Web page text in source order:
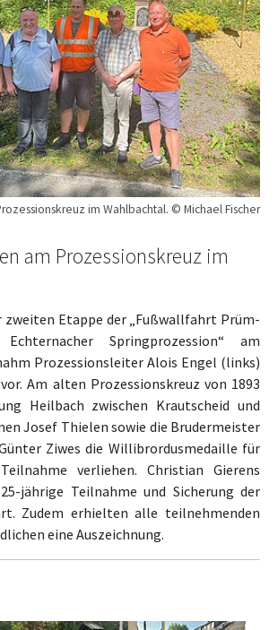
im Wahlbachtal. © Michael Fischer
am Prozessionskreuz im
zweiten Etappe der „Fußwallfahrt Prüm-
Springprozession“ am
Prozessionsleiter Alois Engel (links)
Am alten Prozessionskreuz von 1893
Heilbach zwischen Krautscheid und
Josef Thielen sowie die Brudermeister
Ziwes die Willibrordusmedaille für
verliehen. Christian Gierens
jährige Teilnahme und Sicherung der
Zudem erhielten alle teilnehmenden
eine Auszeichnung.